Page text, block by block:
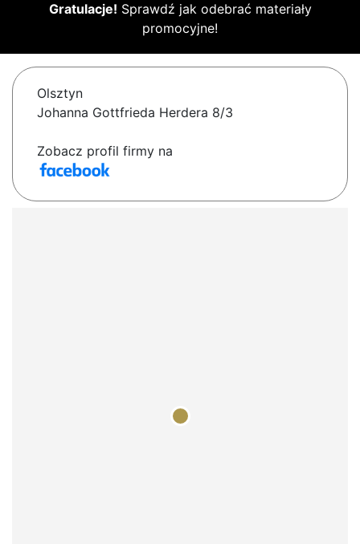
Gratulacje! Sprawdź jak odebrać materiały
promocyjne!
Olsztyn
Johanna Gottfrieda Herdera 8/3
Zobacz profil firmy na